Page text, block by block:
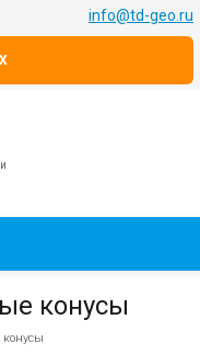
info@td-geo.ru
конусы